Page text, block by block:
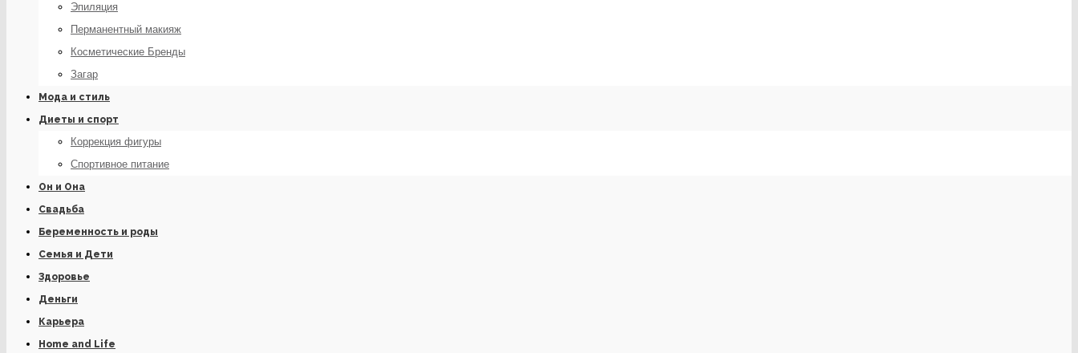
Эпиляция
Перманентный макияж
Косметические Бренды
Загар
Мода и стиль
Диеты и спорт
Коррекция фигуры
Спортивное питание
Он и Она
Свадьба
Беременность и роды
Семья и Дети
Здоровье
Деньги
Карьера
Home and Life